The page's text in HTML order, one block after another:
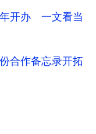
年开办 一文看当
合作备忘录开拓